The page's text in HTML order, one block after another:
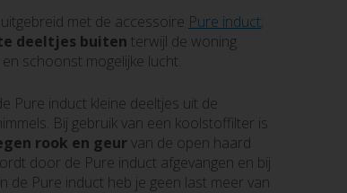
met de accessoire Pure induct
deeltjes buiten terwijl de woning
schoonst mogelijke lucht.
Pure induct kleine deeltjes uit de
Bij gebruik van een koolstoffilter is
rook en geur van de open haard
door de Pure induct afgevangen en bij
de Pure induct heb je geen last meer van